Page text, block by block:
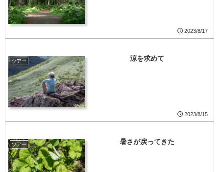
2023/8/17
ツアー 涼を求めて
2023/8/15
ツアー 暑さが戻ってきた